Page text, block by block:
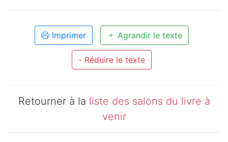
Imprimer Agrandir le texte
- Réduire le texte
Retourner à la liste des salons du livre à
venir